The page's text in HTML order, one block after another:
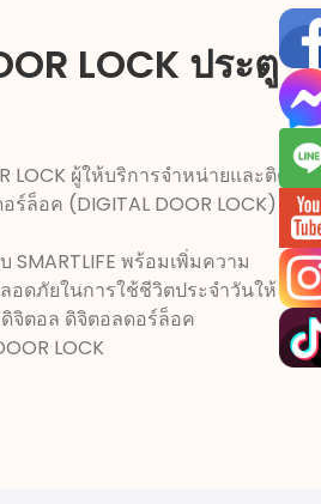
LOCK ประตู
LOCK ผู้ให้บริการจำหน่ายและติด
ล็อค (DIGITAL DOOR LOCK)
พร้อมเพิ่มความ
อดภัยในการใช้ชีวิตประจำวันให้
จิตอล ดิจิตอลดอร์ล็อค
LOCK